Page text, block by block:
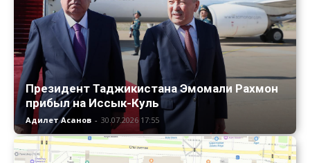
Президент Таджикистана Эмомали Рахмон
прибыл на Иссык-Куль
Адилет Асанов - 30.07.2026 17:55